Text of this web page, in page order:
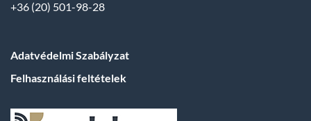
+36 (20) 501-98-28
Adatvédelmi Szabályzat
Felhasználási feltételek